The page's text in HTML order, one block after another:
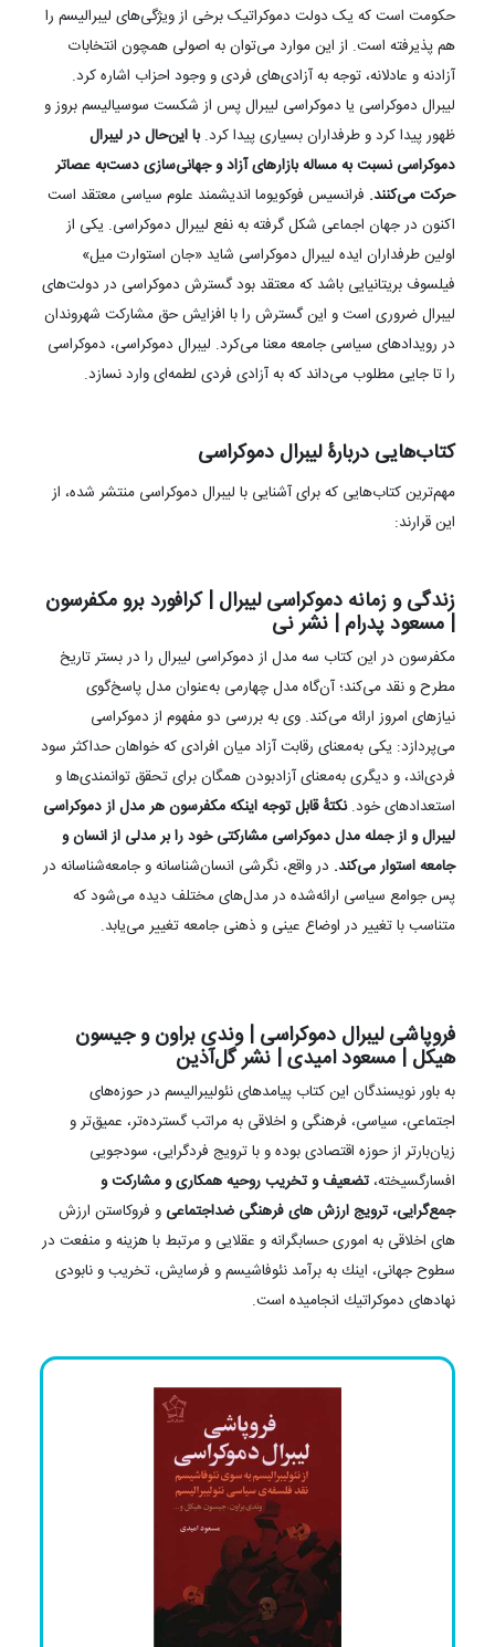
حکومت است که یک دولت دموکراتیک برخی از ویژگی‌های لیبرالیسم را
هم پذیرفته است. از این موارد می‌توان به اصولی همچون انتخابات
آزادنه و عادلانه، توجه به آزادی‌های فردی و وجود احزاب اشاره کرد.
لیبرال دموکراسی یا دموکراسی لیبرال پس از شکست سوسیالیسم بروز و
ظهور پیدا کرد و طرفداران بسیاری پیدا کرد.با این‌حال در لیبرال
دموکراسی نسبت به مساله بازارهای آزاد و جهانی‌سازی دست‌به عصاتر
حرکت می‌کنند. فرانسیس فوکویوما اندیشمند علوم سیاسی معتقد است
اکنون در جهان اجماعی شکل گرفته به نفع لیبرال دموکراسی. یکی از
اولین طرفداران ایده لیبرال دموکراسی شاید «جان استوارت میل»
فیلسوف بریتانیایی باشد که معتقد بود گسترش دموکراسی در دولت‌های
لیبرال ضروری است و این گسترش را با افزایش حق مشارکت شهروندان
در رویدادهای سیاسی جامعه معنا می‌کرد. لیبرال دموکراسی، دموکراسی
را تا جایی مطلوب می‌داند که به آزادی فردی لطمه‌ای وارد نسازد.
کتاب‌هایی دربارۀ لیبرال دموکراسی
مهم‌ترین کتاب‌هایی که برای آشنایی با لیبرال دموکراسی منتشر شده، از
این قرارند:
زندگی و زمانه دموکراسی لیبرال | کرافورد برو مکفرسون
| مسعود پدرام | نشر نی
مکفرسون در این کتاب سه مدل از دموکراسی لیبرال را در بستر تاریخ
مطرح و نقد می‌کند؛ آن‌گاه مدل چهارمی به‌عنوان مدل پاسخ‌گوی
نیازهای امروز ارائه می‌کند. وی به بررسی دو مفهوم از دموکراسی
می‌پردازد: یکی به‌معنای رقابت آزاد میان افرادی که خواهان حداکثر سود
فردی‌اند، و دیگری به‌معنای آزادبودن همگان برای تحقق توانمندی‌ها و
استعدادهای خود.نکتهٔ قابل توجه اینکه مکفرسون هر مدل از دموکراسی
لیبرال و از جمله مدل دموکراسی مشارکتی خود را بر مدلی از انسان و
جامعه استوار می‌کند. در واقع، نگرشی انسان‌شناسانه و جامعه‌شناسانه در
پس جوامع سیاسی ارائه‌شده در مدل‌های مختلف دیده می‌شود که
متناسب با تغییر در اوضاع عینی و ذهنی جامعه تغییر می‌یابد.
فروپاشی لیبرال دموکراسی | وندی براون و جیسون
هیکل | مسعود امیدی | نشر گل‌آذین
به باور نویسندگان این کتاب پیامدهای نئولیبرالیسم در حوزه‌های
اجتماعی، سیاسی، فرهنگی و اخلاقی به مراتب گسترده‌تر، عمیق‌تر و
زیان‌بارتر از حوزه اقتصادی بوده و با ترویج فردگرایی، سودجویی
افسارگسیخته، تضعیف و تخریب روحیه همكاری و مشاركت و
جمع‌گرایی، ترویج ارزش های فرهنگی ضداجتماعی و فروكاستن ارزش
های اخلاقی به اموری حسابگرانه و عقلایی و مرتبط با هزینه و منفعت در
سطوح جهانی، اینك به برآمد نئوفاشیسم و فرسایش، تخریب و نابودی
نهادهای دموكراتیك انجامیده است.